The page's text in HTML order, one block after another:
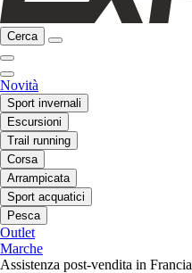
Cerca
Novità
Sport invernali
Escursioni
Trail running
Corsa
Arrampicata
Sport acquatici
Pesca
Outlet
Marche
Assistenza post-vendita in Francia